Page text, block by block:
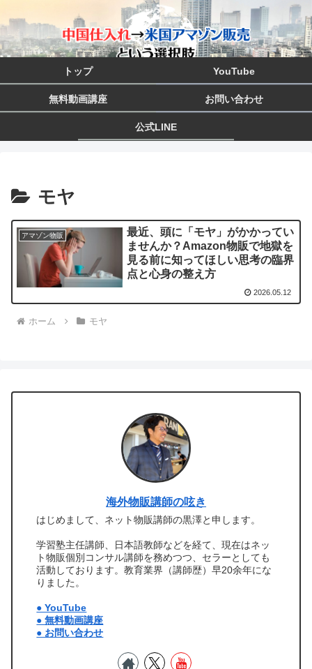
トップ YouTube
無料動画講座 お問い合わせ
公式LINE
モヤ
アマゾン物販
最近、頭に「モヤ」がかかってい
ませんか？Amazon物販で地獄を
見る前に知ってほしい思考の臨界
点と心身の整え方
2026.05.12
ホーム モヤ
海外物販講師の呟き
はじめまして、ネット物販講師の黒澤と申します。
学習塾主任講師、日本語教師などを経て、現在はネッ
ト物販個別コンサル講師を務めつつ、セラーとしても
活動しております。教育業界（講師歴）早20余年にな
りました。
● YouTube
● 無料動画講座
● お問い合わせ